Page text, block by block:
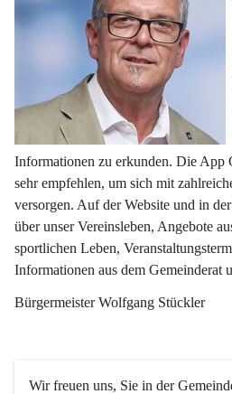
Informationen zu erkunden. Die App
sehr empfehlen, um sich mit
versorgen. Auf der Website und in
über unser Vereinsleben, Angebote
sportlichen Leben,
Informationen aus dem Gemeinderat
Bürgermeister Wolfgang Stückler
Wir freuen uns, Sie in der